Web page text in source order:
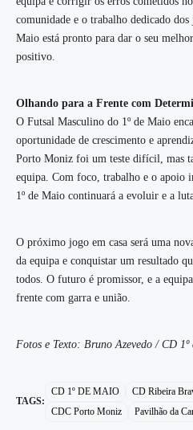
comunidade e o trabalho dedicado dos
Maio está pronto para dar o seu
positivo.
Olhando para a Frente com
O Futsal Masculino do 1º de Maio
oportunidade de crescimento e
Porto Moniz foi um teste difícil, mas
equipa. Com foco, trabalho e o apoio
1º de Maio continuará a evoluir e a
O próximo jogo em casa será uma
da equipa e conquistar um resultado
todos. O futuro é promissor, e a
frente com garra e união.
Fotos e Texto: Bruno Azevedo / CD
TAGS:
CD 1º DE MAIO CD Ribeira
CDC Porto Moniz
Pavilhão da